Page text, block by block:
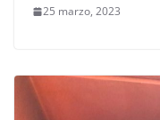
25 marzo, 2023